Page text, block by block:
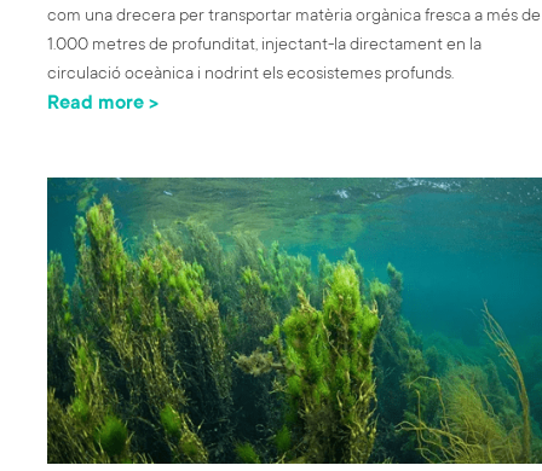
com una drecera per transportar matèria orgànica fresca a més de
1.000 metres de profunditat, injectant-la directament en la
circulació oceànica i nodrint els ecosistemes profunds.
Read more >